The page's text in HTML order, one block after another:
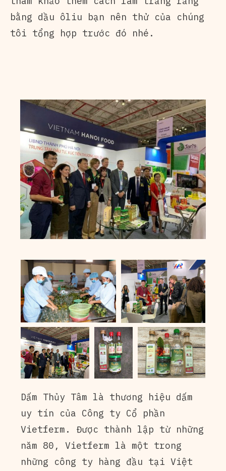
bằng dầu ôliu bạn nên thử của chúng
tôi tổng hợp trước đó nhé.
Dấm Thủy Tâm là thương hiệu dấm
uy tín của Công ty Cổ phần
Vietferm. Được thành lập từ những
năm 80, Vietferm là một trong
những công ty hàng đầu tại Việt